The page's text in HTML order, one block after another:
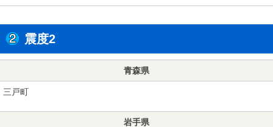
震度2
青森県
三戸町
岩手県